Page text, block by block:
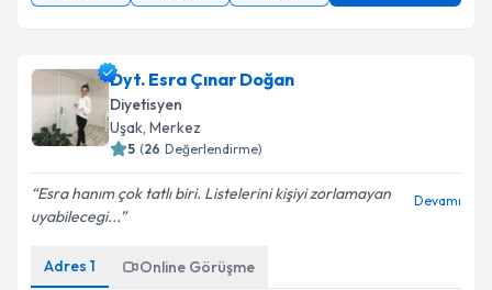
Dyt. Esra Çınar Doğan
Diyetisyen
Uşak, Merkez
5 (26 Değerlendirme)
Esra hanım çok tatlı biri. Listelerini kişiyi zorlamayan
uyabilecegi...
Devamı
Adres 1 Online Görüşme